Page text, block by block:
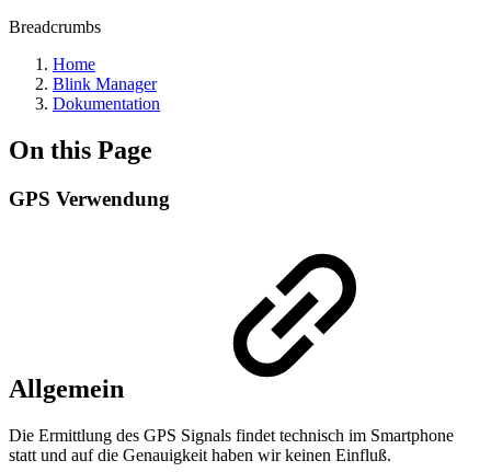
Breadcrumbs
Home
Blink Manager
Dokumentation
On this Page
GPS Verwendung
Allgemein
Die Ermittlung des GPS Signals findet technisch im Smartphone
statt und auf die Genauigkeit haben wir keinen Einfluß.